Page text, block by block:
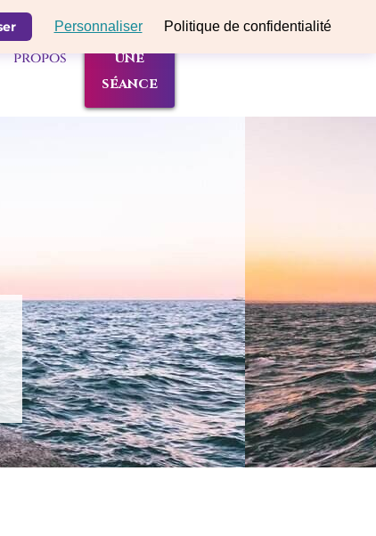
Personnaliser Politique de confidentialité
à
propos
Réserver
une
séance